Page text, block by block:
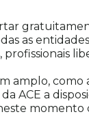
as
amplo,
ACE a